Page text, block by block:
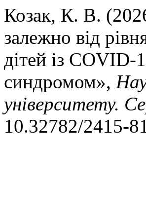
Козак, К. В.
залежно від
дітей із
синдромом»,
університету.
10.32782/2415-